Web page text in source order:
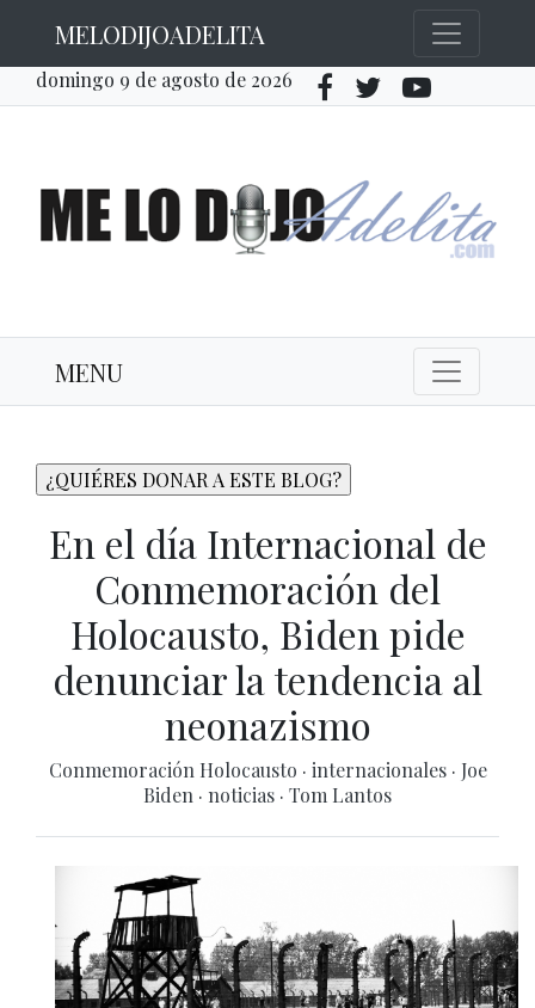
MELODIJOADELITA
domingo 9 de agosto de 2026
MENU
En el día Internacional de
Conmemoración del
Holocausto, Biden pide
denunciar la tendencia al
neonazismo
Conmemoración Holocausto · internacionales · Joe
Biden · noticias · Tom Lantos